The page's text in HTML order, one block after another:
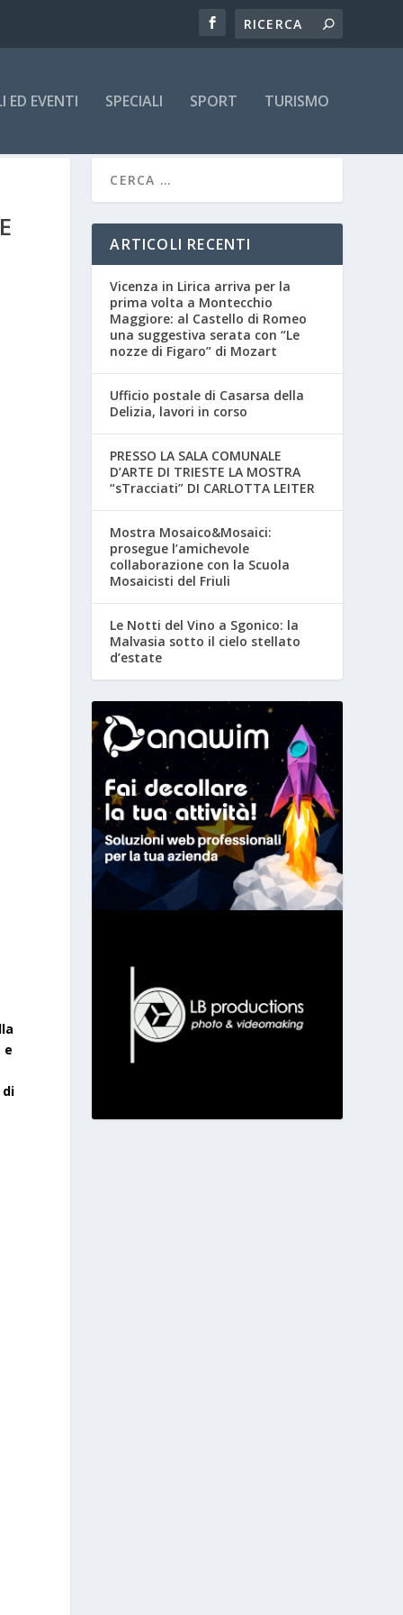
ED EVENTI SPECIALI SPORT TURISMO
e
di
ARTICOLI RECENTI
Vicenza in Lirica arriva per la
prima volta a Montecchio
Maggiore: al Castello di Romeo
una suggestiva serata con “Le
nozze di Figaro” di Mozart
Ufficio postale di Casarsa della
Delizia, lavori in corso
PRESSO LA SALA COMUNALE
D’ARTE DI TRIESTE LA MOSTRA
“sTracciati” DI CARLOTTA LEITER
Mostra Mosaico&Mosaici:
prosegue l’amichevole
collaborazione con la Scuola
Mosaicisti del Friuli
Le Notti del Vino a Sgonico: la
Malvasia sotto il cielo stellato
d’estate